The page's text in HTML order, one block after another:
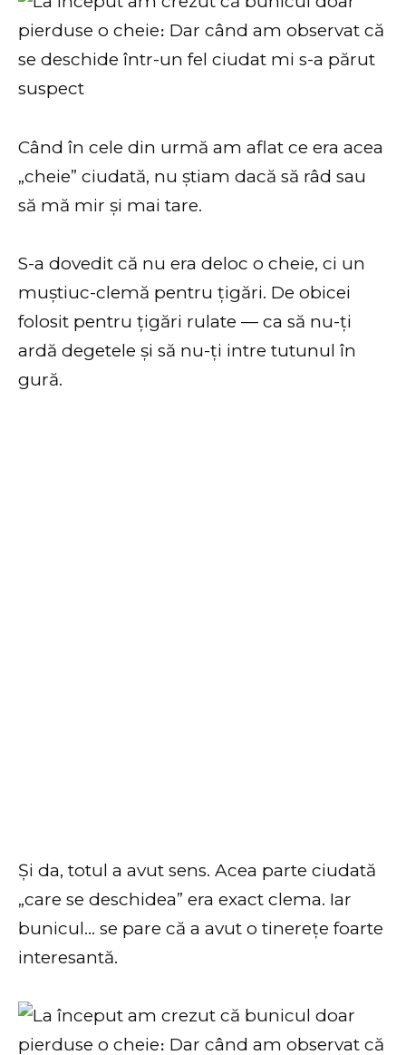
Când în cele din urmă am aflat ce era acea
„cheie” ciudată, nu știam dacă să râd sau
să mă mir și mai tare.
S-a dovedit că nu era deloc o cheie, ci un
muștiuc-clemă pentru țigări. De obicei
folosit pentru țigări rulate — ca să nu-ți
ardă degetele și să nu-ți intre tutunul în
gură.
Și da, totul a avut sens. Acea parte ciudată
„care se deschidea” era exact clema. Iar
bunicul… se pare că a avut o tinerețe foarte
interesantă.